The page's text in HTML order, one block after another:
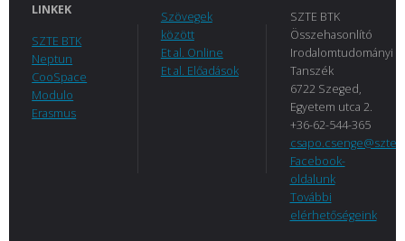
LINKEK
SZTE BTK
Neptun
CooSpace
Modulo
Erasmus
Szövegek
között
Et al. Online
Et al. Előadások
SZTE BTK
Összehasonlító
Irodalomtudományi
Tanszék
6722 Szeged,
Egyetem utca 2.
+36-62-544-365
Facebook-
oldalunk
További
elérhetőségeink